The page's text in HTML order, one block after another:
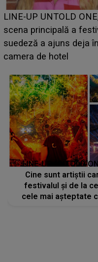
Ce a dezvăluit noua
luat prin surprindere pe
BĂIATUL VIZAT de
faptului împlinit, A
LINE-UP UNTOLD
Cine sunt artiștii
festivalul și de la
cele mai așteptate